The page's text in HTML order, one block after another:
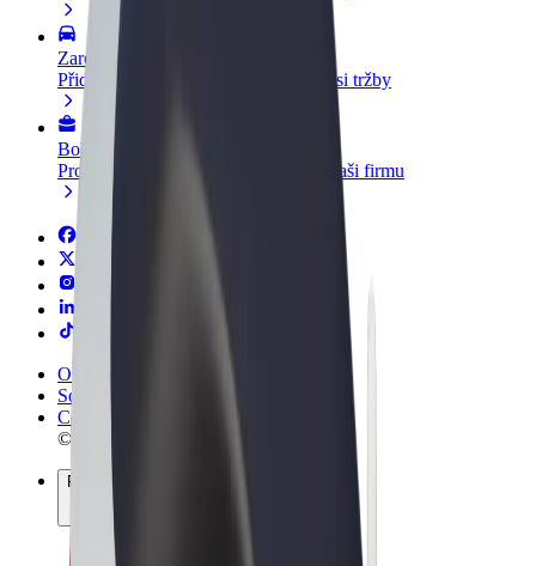
Zaregistrujte se jako flotilový partner
Přidejte svou flotilu k Boltu a zvyšte si tržby
Bolt for Business
Produkty a služby Boltu přesně pro vaši firmu
Obchodní podmínky
Soukromí
Cookies
© 2026 Bolt Technology OÜ
Produkty
Jízdy